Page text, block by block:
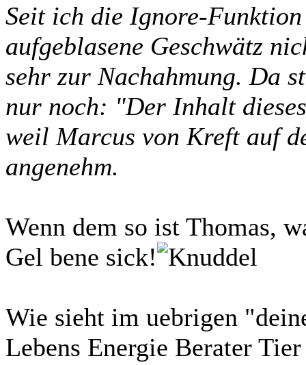
Seit ich die Ignore-
aufgeblasene Geschwätz
sehr zur Nachahmung. Da
nur noch: "Der Inhalt
weil Marcus von Kreft auf
angenehm.
Wenn dem so ist Thomas,
Gel bene sick!
Wie sieht im uebrigen
Lebens Energie Berater